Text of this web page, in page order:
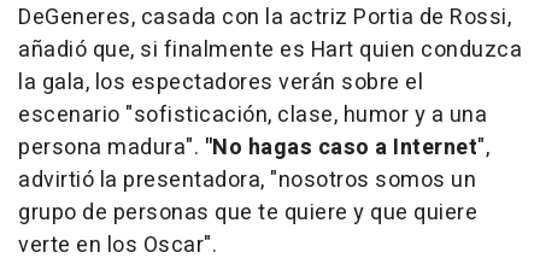
DeGeneres, casada con la actriz Portia de Rossi,
añadió que, si finalmente es Hart quien conduzca
la gala, los espectadores verán sobre el
escenario "sofisticación, clase, humor y a una
persona madura". "No hagas caso a Internet",
advirtió la presentadora, "nosotros somos un
grupo de personas que te quiere y que quiere
verte en los Oscar".